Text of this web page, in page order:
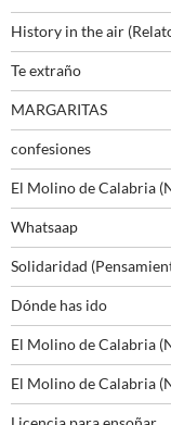
History in the air
Te extraño
MARGARITAS
confesiones
El Molino de Calabria
Whatsaap
Solidaridad
Dónde has ido
El Molino de Calabria
El Molino de Calabria